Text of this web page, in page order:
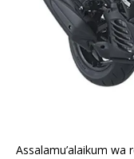
Assalamu’alaikum